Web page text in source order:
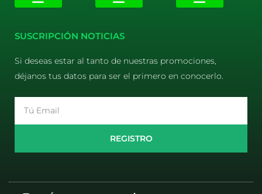
SUSCRIPCIÓN NOTICIAS
Si deseas estar al tanto de nuestras promociones,
déjanos tus datos para ser el primero en conocerlo.
REGISTRO